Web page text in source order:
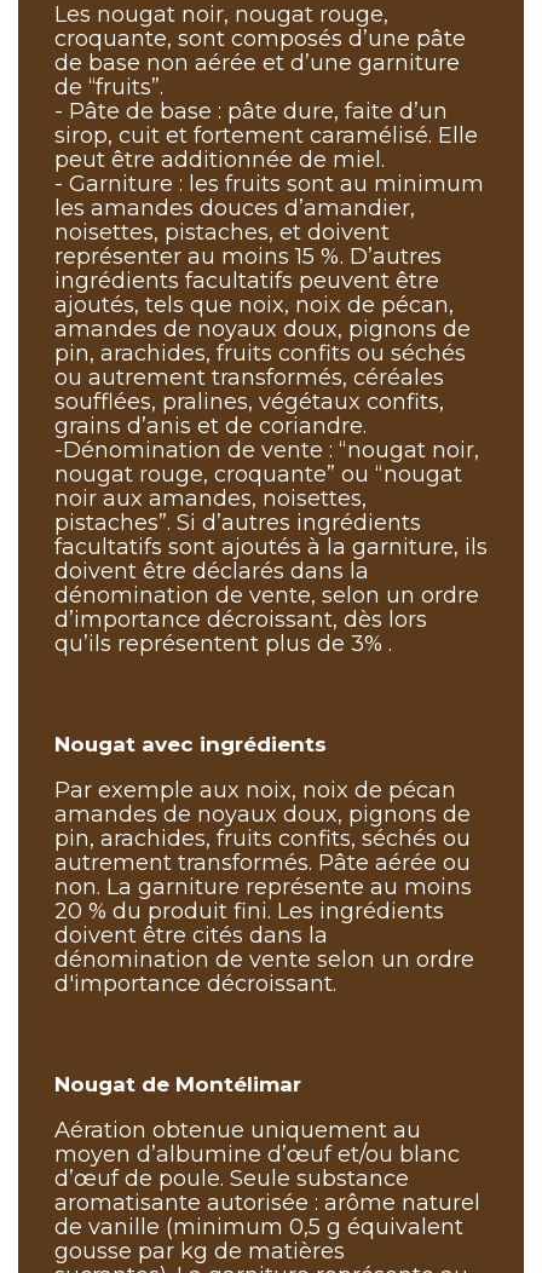
Les nougat noir, nougat rouge,
croquante, sont composés d’une pâte
de base non aérée et d’une garniture
de “fruits”.
- Pâte de base : pâte dure, faite d’un
sirop, cuit et fortement caramélisé. Elle
peut être additionnée de miel.
- Garniture : les fruits sont au minimum
les amandes douces d’amandier,
noisettes, pistaches, et doivent
représenter au moins 15 %. D’autres
ingrédients facultatifs peuvent être
ajoutés, tels que noix, noix de pécan,
amandes de noyaux doux, pignons de
pin, arachides, fruits confits ou séchés
ou autrement transformés, céréales
soufflées, pralines, végétaux confits,
grains d’anis et de coriandre.
-Dénomination de vente : “nougat noir,
nougat rouge, croquante” ou “nougat
noir aux amandes, noisettes,
pistaches”. Si d’autres ingrédients
facultatifs sont ajoutés à la garniture, ils
doivent être déclarés dans la
dénomination de vente, selon un ordre
d’importance décroissant, dès lors
qu’ils représentent plus de 3% .
Nougat avec ingrédients
Par exemple aux noix, noix de pécan
amandes de noyaux doux, pignons de
pin, arachides, fruits confits, séchés ou
autrement transformés. Pâte aérée ou
non. La garniture représente au moins
20 % du produit fini. Les ingrédients
doivent être cités dans la
dénomination de vente selon un ordre
d'importance décroissant.
Nougat de Montélimar
Aération obtenue uniquement au
moyen d’albumine d’œuf et/ou blanc
d’œuf de poule. Seule substance
aromatisante autorisée : arôme naturel
de vanille (minimum 0,5 g équivalent
gousse par kg de matières